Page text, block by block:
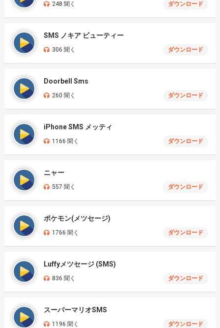
248 聞く ダウンロード
SMS ノキア ビューティー
306 聞く ダウンロード
Doorbell Sms
260 聞く ダウンロード
iPhone SMS メッティ
1166 聞く ダウンロード
ニャー
557 聞く ダウンロード
ポケモン(メツセージ)
1766 聞く ダウンロード
Luffyメツセージ (SMS)
836 聞く ダウンロード
スーパーマリオSMS
1196 聞く ダウンロード